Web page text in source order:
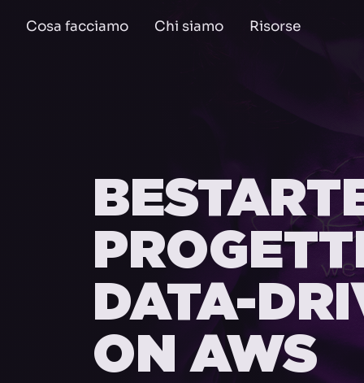
Cosa facciamo Chi siamo Risorse
DATA-
ON AWS